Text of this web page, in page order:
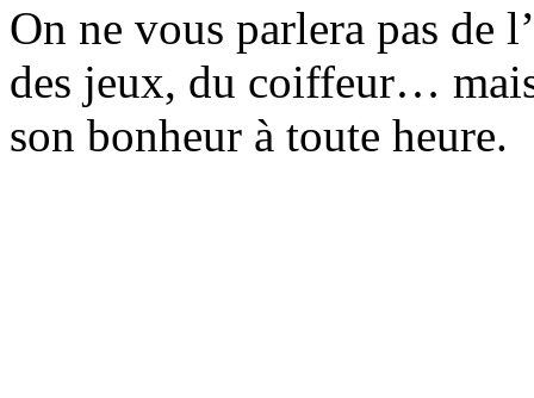
On ne vous parlera pas de
des jeux, du coiffeur…
son bonheur à toute heure.